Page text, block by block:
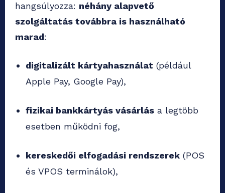
hangsúlyozza: néhány alapvető
szolgáltatás továbbra is használható
marad:
digitalizált kártyahasználat (például
Apple Pay, Google Pay),
fizikai bankkártyás vásárlás a legtöbb
esetben működni fog,
kereskedői elfogadási rendszerek (POS
és VPOS terminálok),